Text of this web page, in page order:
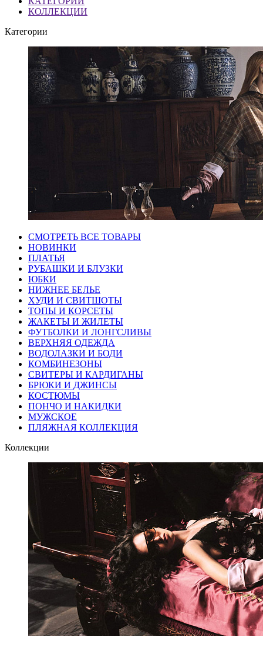
КОЛЛЕКЦИИ
Категории
СМОТРЕТЬ ВСЕ ТОВАРЫ
НОВИНКИ
ПЛАТЬЯ
РУБАШКИ И БЛУЗКИ
ЮБКИ
НИЖНЕЕ БЕЛЬЕ
ХУДИ И СВИТШОТЫ
ТОПЫ И КОРСЕТЫ
ЖАКЕТЫ И ЖИЛЕТЫ
ФУТБОЛКИ И ЛОНГСЛИВЫ
ВЕРХНЯЯ ОДЕЖДА
ВОДОЛАЗКИ И БОДИ
КОМБИНЕЗОНЫ
СВИТЕРЫ И КАРДИГАНЫ
БРЮКИ И ДЖИНСЫ
КОСТЮМЫ
ПОНЧО И НАКИДКИ
МУЖСКОЕ
ПЛЯЖНАЯ КОЛЛЕКЦИЯ
Коллекции